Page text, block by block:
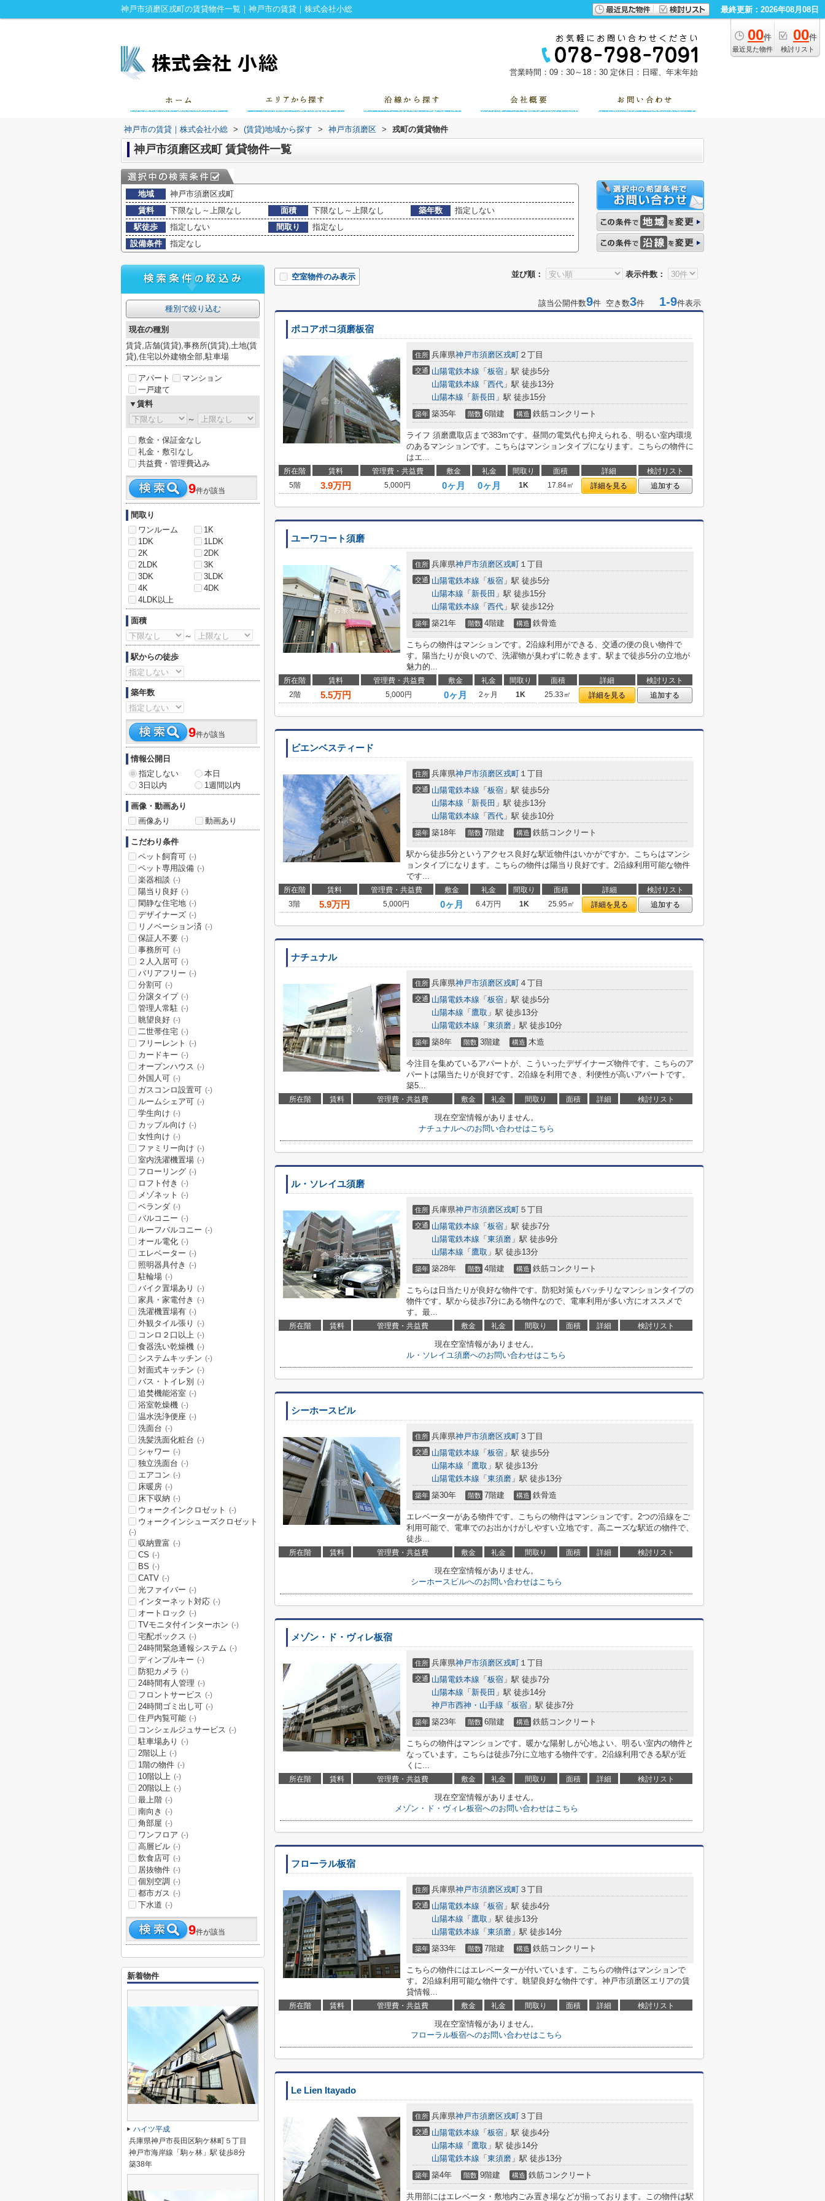
神戸市須磨区戎町の賃貸物件一覧｜神戸市の賃貸｜株式会社小総 最終更新：2026年08月08日
00件
最近見た物件
00件
検討リスト
営業時間：09：30～18：30 定休日：日曜、年末年始
神戸市の賃貸｜株式会社小総 > (賃貸)地域から探す > 神戸市須磨区 > 戎町の賃貸物件
神戸市須磨区戎町 賃貸物件一覧
地域
神戸市須磨区戎町
賃料
下限なし～上限なし 面積 下限なし～上限なし 築年数
指定しない
駅徒歩
指定しない 間取り
指定なし
設備条件
指定なし
並び順： 表示件数：
空室物件のみ表示
該当公開件数9件 空き数3件 1-9件表示
ポコアポコ須磨板宿
住所 兵庫県神戸市須磨区戎町 ２丁目
交通 山陽電鉄本線 「 板宿 」駅 徒歩5分
山陽電鉄本線 「 西代 」駅 徒歩13分
山陽本線 「 新長田 」駅 徒歩15分
築年 築35年 階数 6階建 構造 鉄筋コンクリート
ライフ 須磨鷹取店まで383mです。昼間の電気代も抑えられる、明るい室内環境
のあるマンションです。こちらはマンションタイプになります。こちらの物件に
はエ...
所在階 賃料 管理費・共益費 敷金 礼金 間取り 面積 詳細
検討リスト
5階
3.9万円 5,000円 0ヶ月 0ヶ月 1K 17.84㎡ 詳細を見る 追加する
ユーワコート須磨
住所 兵庫県神戸市須磨区戎町 １丁目
交通 山陽電鉄本線 「 板宿 」駅 徒歩5分
山陽本線 「 新長田 」駅 徒歩15分
山陽電鉄本線 「 西代 」駅 徒歩12分
築年 築21年 階数 4階建 構造 鉄骨造
こちらの物件はマンションです。2沿線利用ができる、交通の便の良い物件で
す。陽当たりが良いので、洗濯物が臭わずに乾きます。駅まで徒歩5分の立地が
魅力的...
所在階 賃料 管理費・共益費 敷金 礼金 間取り 面積 詳細
検討リスト
2階
5.5万円 5,000円 0ヶ月 2ヶ月 1K 25.33㎡ 詳細を見る 追加する
ビエンベスティード
住所 兵庫県神戸市須磨区戎町 １丁目
交通 山陽電鉄本線 「 板宿 」駅 徒歩5分
山陽本線 「 新長田 」駅 徒歩13分
山陽電鉄本線 「 西代 」駅 徒歩10分
築年 築18年 階数 7階建 構造 鉄筋コンクリート
駅から徒歩5分というアクセス良好な駅近物件はいかがですか。こちらはマンシ
ョンタイプになります。こちらの物件は陽当り良好です。2沿線利用可能な物件
です...
所在階 賃料 管理費・共益費 敷金 礼金 間取り 面積 詳細
検討リスト
3階
5.9万円 5,000円 0ヶ月 6.4万円 1K 25.95㎡ 詳細を見る 追加する
ナチュナル
住所 兵庫県神戸市須磨区戎町 ４丁目
交通 山陽電鉄本線 「 板宿 」駅 徒歩5分
山陽本線 「 鷹取 」駅 徒歩13分
山陽電鉄本線 「 東須磨 」駅 徒歩10分
築年 築8年 階数 3階建 構造 木造
今注目を集めているアパートが、こういったデザイナーズ物件です。こちらのア
パートは陽当たりが良好です。2沿線を利用でき、利便性が高いアパートです。
築5...
所在階 賃料 管理費・共益費 敷金 礼金 間取り 面積 詳細 検討リスト
現在空室情報がありません。
ナチュナルへのお問い合わせはこちら
ル・ソレイユ須磨
住所 兵庫県神戸市須磨区戎町 ５丁目
交通 山陽電鉄本線 「 板宿 」駅 徒歩7分
山陽電鉄本線 「 東須磨 」駅 徒歩9分
山陽本線 「 鷹取 」駅 徒歩13分
築年 築28年 階数 4階建 構造 鉄筋コンクリート
こちらは日当たりが良好な物件です。防犯対策もバッチリなマンションタイプの
物件です。駅から徒歩7分にある物件なので、電車利用が多い方にオススメで
す。最...
所在階 賃料 管理費・共益費 敷金 礼金 間取り 面積 詳細 検討リスト
現在空室情報がありません。
ル・ソレイユ須磨へのお問い合わせはこちら
シーホースビル
住所 兵庫県神戸市須磨区戎町 ３丁目
交通 山陽電鉄本線 「 板宿 」駅 徒歩5分
山陽本線 「 鷹取 」駅 徒歩13分
山陽電鉄本線 「 東須磨 」駅 徒歩13分
築年 築30年 階数 7階建 構造 鉄骨造
エレベーターがある物件です。こちらの物件はマンションです。2つの沿線をご
利用可能で、電車でのお出かけがしやすい立地です。高ニーズな駅近の物件で、
徒歩...
所在階 賃料 管理費・共益費 敷金 礼金 間取り 面積 詳細 検討リスト
現在空室情報がありません。
シーホースビルへのお問い合わせはこちら
メゾン・ド・ヴィレ板宿
住所 兵庫県神戸市須磨区戎町 １丁目
交通 山陽電鉄本線 「 板宿 」駅 徒歩7分
山陽本線 「 新長田 」駅 徒歩14分
神戸市西神・山手線 「 板宿 」駅 徒歩7分
築年 築23年 階数 6階建 構造 鉄筋コンクリート
こちらの物件はマンションです。暖かな陽射しが心地よい、明るい室内の物件と
なっています。こちらは徒歩7分に立地する物件です。2沿線利用できる駅が近
くに...
所在階 賃料 管理費・共益費 敷金 礼金 間取り 面積 詳細 検討リスト
現在空室情報がありません。
メゾン・ド・ヴィレ板宿へのお問い合わせはこちら
フローラル板宿
住所 兵庫県神戸市須磨区戎町 ３丁目
交通 山陽電鉄本線 「 板宿 」駅 徒歩4分
山陽本線 「 鷹取 」駅 徒歩13分
山陽電鉄本線 「 東須磨 」駅 徒歩14分
築年 築33年 階数 7階建 構造 鉄筋コンクリート
こちらの物件にはエレベーターが付いています。こちらの物件はマンションで
す。2沿線利用可能な物件です。眺望良好な物件です。神戸市須磨区エリアの賃
貸情報...
所在階 賃料 管理費・共益費 敷金 礼金 間取り 面積 詳細 検討リスト
現在空室情報がありません。
フローラル板宿へのお問い合わせはこちら
Le Lien Itayado
住所 兵庫県神戸市須磨区戎町 ３丁目
交通 山陽電鉄本線 「 板宿 」駅 徒歩4分
山陽本線 「 鷹取 」駅 徒歩14分
山陽電鉄本線 「 東須磨 」駅 徒歩13分
築年 築4年 階数 9階建 構造 鉄筋コンクリート
共用部にはエレベータ・敷地内ごみ置き場などが揃っております。この物件は駅
種別で絞り込む
現在の種別
賃貸,店舗(賃貸),事務所(賃貸),土地(賃
貸),住宅以外建物全部,駐車場
アパート
マンション
一戸建て
▼賃料
～
敷金・保証金なし
礼金・敷引なし
共益費・管理費込み
9件が該当
間取り
ワンルーム
1K
1DK
1LDK
2K
2DK
2LDK
3K
3DK
3LDK
4K
4DK
4LDK以上
面積
～
駅からの徒歩
築年数
9件が該当
情報公開日
指定しない
本日
3日以内
1週間以内
画像・動画あり
画像あり
動画あり
こだわり条件
ペット飼育可 (-)
ペット専用設備 (-)
楽器相談 (-)
陽当り良好 (-)
閑静な住宅地 (-)
デザイナーズ (-)
リノベーション済 (-)
保証人不要 (-)
事務所可 (-)
２人入居可 (-)
バリアフリー (-)
分割可 (-)
分譲タイプ (-)
管理人常駐 (-)
眺望良好 (-)
二世帯住宅 (-)
フリーレント (-)
カードキー (-)
オープンハウス (-)
外国人可 (-)
ガスコンロ設置可 (-)
ルームシェア可 (-)
学生向け (-)
カップル向け (-)
女性向け (-)
ファミリー向け (-)
室内洗濯機置場 (-)
フローリング (-)
ロフト付き (-)
メゾネット (-)
ベランダ (-)
バルコニー (-)
ルーフバルコニー (-)
オール電化 (-)
エレベーター (-)
照明器具付き (-)
駐輪場 (-)
バイク置場あり (-)
家具・家電付き (-)
洗濯機置場有 (-)
外観タイル張り (-)
コンロ２口以上 (-)
食器洗い乾燥機 (-)
システムキッチン (-)
対面式キッチン (-)
バス・トイレ別 (-)
追焚機能浴室 (-)
浴室乾燥機 (-)
温水洗浄便座 (-)
洗面台 (-)
洗髪洗面化粧台 (-)
シャワー (-)
独立洗面台 (-)
エアコン (-)
床暖房 (-)
床下収納 (-)
ウォークインクロゼット (-)
ウォークインシューズクロゼット
(-)
収納豊富 (-)
CS (-)
BS (-)
CATV (-)
光ファイバー (-)
インターネット対応 (-)
オートロック (-)
TVモニタ付インターホン (-)
宅配ボックス (-)
24時間緊急通報システム (-)
ディンプルキー (-)
防犯カメラ (-)
24時間有人管理 (-)
フロントサービス (-)
24時間ゴミ出し可 (-)
住戸内覧可能 (-)
コンシェルジュサービス (-)
駐車場あり (-)
2階以上 (-)
1階の物件 (-)
10階以上 (-)
20階以上 (-)
最上階 (-)
南向き (-)
角部屋 (-)
ワンフロア (-)
高層ビル (-)
飲食店可 (-)
居抜物件 (-)
個別空調 (-)
都市ガス (-)
下水道 (-)
9件が該当
新着物件
ハイツ平成
兵庫県神戸市長田区駒ケ林町５丁目
神戸市海岸線「駒ヶ林」駅 徒歩8分
築38年